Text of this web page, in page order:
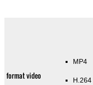
format video
MP4
H.264